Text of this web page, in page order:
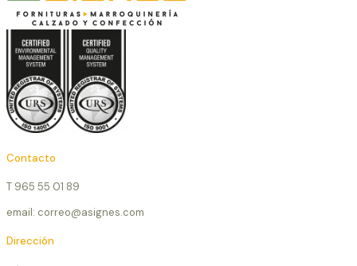
Contacto
T 965 55 01 89
email: correo@asignes.com
Dirección